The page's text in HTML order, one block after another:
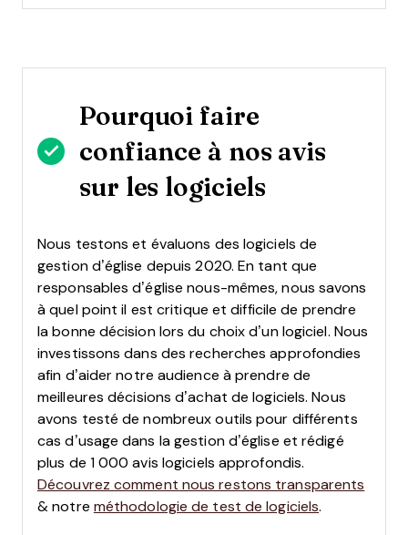
Pourquoi faire
confiance à nos avis
sur les logiciels
Nous testons et évaluons des logiciels de
gestion d’église depuis 2020. En tant que
responsables d’église nous-mêmes, nous savons
à quel point il est critique et difficile de prendre
la bonne décision lors du choix d’un logiciel. Nous
investissons dans des recherches approfondies
afin d’aider notre audience à prendre de
meilleures décisions d’achat de logiciels. Nous
avons testé de nombreux outils pour différents
cas d’usage dans la gestion d’église et rédigé
plus de 1 000 avis logiciels approfondis.
Découvrez comment nous restons transparents
& notre méthodologie de test de logiciels.